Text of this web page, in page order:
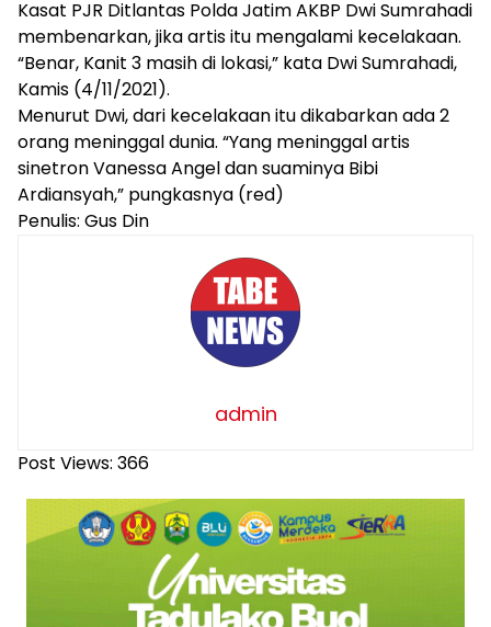
Kasat PJR Ditlantas Polda Jatim AKBP Dwi Sumrahadi
membenarkan, jika artis itu mengalami kecelakaan.
“Benar, Kanit 3 masih di lokasi,” kata Dwi Sumrahadi,
Kamis (4/11/2021).
Menurut Dwi, dari kecelakaan itu dikabarkan ada 2
orang meninggal dunia. “Yang meninggal artis
sinetron Vanessa Angel dan suaminya Bibi
Ardiansyah,” pungkasnya (red)
Penulis: Gus Din
admin
Post Views: 366